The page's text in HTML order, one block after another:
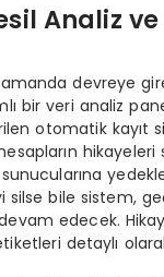
Analiz
devreye
bir veri analiz
otomatik kayıt
hikayeleri
silse bile sistem,
edecek.
detaylı